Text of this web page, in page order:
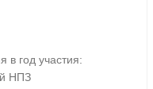
в год участия:
НПЗ